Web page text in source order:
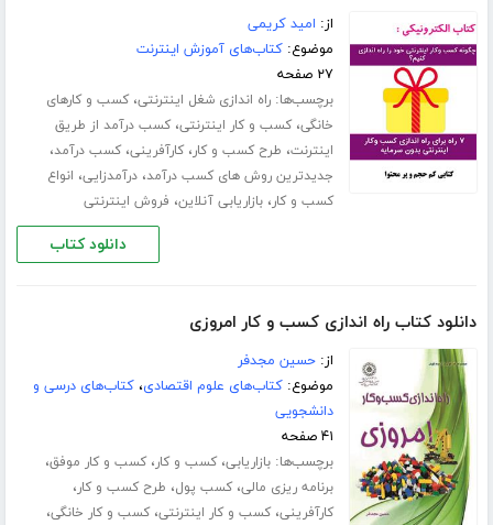
از: امید کریمی
موضوع:کتاب‌های آموزش اینترنت
۲۷ صفحه
برچسب‌ها:راه اندازی شغل اینترنتی،کسب و کارهای
خانگی،کسب و کار اینترنتی،کسب درآمد از طریق
اینترنت، طرح کسب و کار،کارآفرینی،کسب درآمد،
جدیدترین روش های کسب درآمد،درآمدزایی، انواع
کسب و کار،بازاریابی آنلاین، فروش اینترنتی
دانلود کتاب
دانلود کتاب راه اندازی کسب و کار امروزی
از:حسین مجدفر
موضوع:کتاب‌های علوم اقتصادی،کتاب‌های درسی و
دانشجویی
۴۱ صفحه
برچسب‌ها:بازاریابی،کسب و کار،کسب و کار موفق،
برنامه ریزی مالی،کسب پول، طرح کسب و کار،
کارآفرینی،کسب و کار اینترنتی،کسب و کار خانگی،